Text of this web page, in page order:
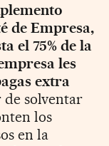
de Empresa,
el 75% de la
les
extra
solventar
los
en la